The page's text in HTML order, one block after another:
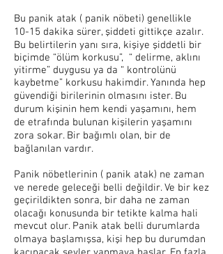
Bu panik atak ( panik nöbeti) genellikle
10-15 dakika sürer, şiddeti gittikçe azalır.
Bu belirtilerin yanı sıra, kişiye şiddetli bir
biçimde “ölüm korkusu”, “ delirme, aklını
yitirme” duygusu ya da “ kontrolünü
kaybetme” korkusu hakimdir. Yanında hep
güvendiği birilerinin olmasını ister. Bu
durum kişinin hem kendi yaşamını, hem
de etrafında bulunan kişilerin yaşamını
zora sokar. Bir bağımlı olan, bir de
bağlanılan vardır.
Panik nöbetlerinin ( panik atak) ne zaman
ve nerede geleceği belli değildir. Ve bir kez
geçirildikten sonra, bir daha ne zaman
olacağı konusunda bir tetikte kalma hali
mevcut olur. Panik atak belli durumlarda
olmaya başlamışsa, kişi hep bu durumdan